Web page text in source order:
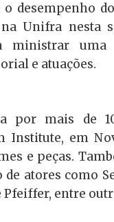
desempenho
na Unifra nesta
ministrar uma
e atuações.
por mais de
Institute, em
e peças.
de atores como
entre